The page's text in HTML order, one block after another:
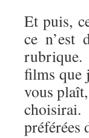
Et puis,
ce n’est
rubrique.
films que
vous
préférées